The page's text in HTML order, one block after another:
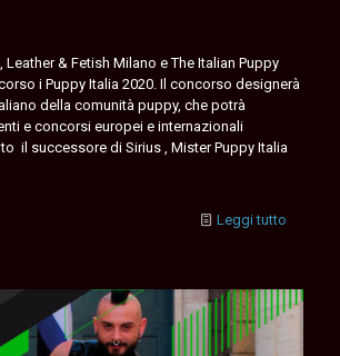
Leather & Fetish Milano e The Italian Puppy
i Puppy Italia 2020. Il concorso designerà
della comunità puppy, che potrà
e concorsi europei e internazionali
il successore di Sirius , Mister Puppy Italia
Leggi tutto